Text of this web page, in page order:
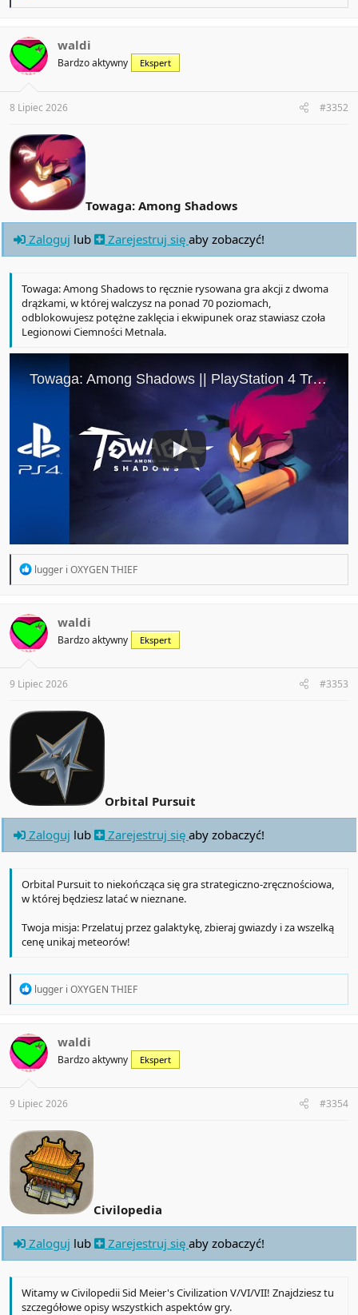
t
i
o
s
:
waldi
Bardzo aktywny Ekspert
8 Lipiec 2026 #3352
Towaga: Among Shadows
Zaloguj lub Zarejestruj się aby zobaczyć!
Towaga: Among Shadows to ręcznie rysowana gra akcji z dwoma
drążkami, w której walczysz na ponad 70 poziomach,
odblokowujesz potężne zaklęcia i ekwipunek oraz stawiasz czoła
Legionowi Ciemności Metnala.
R
t
i
o
s
:
lugger i OXYGEN THIEF
waldi
Bardzo aktywny Ekspert
9 Lipiec 2026 #3353
Orbital Pursuit
Zaloguj lub Zarejestruj się aby zobaczyć!
Orbital Pursuit to niekończąca się gra strategiczno-zręcznościowa,
w której będziesz latać w nieznane.
Twoja misja: Przelatuj przez galaktykę, zbieraj gwiazdy i za wszelką
cenę unikaj meteorów!
R
t
i
o
s
:
lugger i OXYGEN THIEF
waldi
Bardzo aktywny Ekspert
9 Lipiec 2026 #3354
Civilopedia
Zaloguj lub Zarejestruj się aby zobaczyć!
Witamy w Civilopedii Sid Meier's Civilization V/VI/VII! Znajdziesz tu
szczegółowe opisy wszystkich aspektów gry.